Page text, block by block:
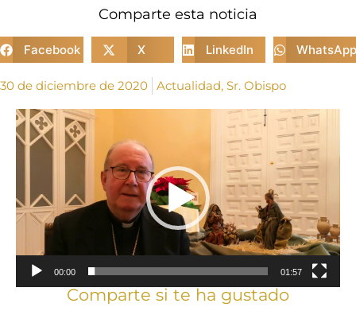
Comparte esta noticia
Facebook X LinkedIn WhatsApp
30 de diciembre de 2020 Actualidad, Sr. Obispo
Reproductor
de
00:00 01:57
Comparte si te ha gustado